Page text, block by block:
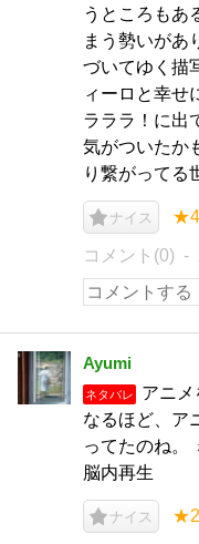
うところもあ
まう勢いがあ
づいてゆく描
ィーロと幸
ラララ！に出
気がついたか
り繋がってる
ナイス ★4
コメント(0)
Ayumi
ネタバレ
アニ
なるほど、ア
ってたのね。
脳内再生
ナイス ★2